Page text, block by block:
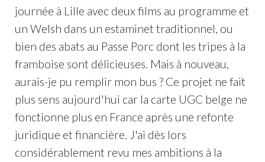
journée à Lille avec deux films au programme et
un Welsh dans un estaminet traditionnel, ou
bien des abats au Passe Porc dont les tripes à la
framboise sont délicieuses. Mais à nouveau,
aurais-je pu remplir mon bus ? Ce projet ne fait
plus sens aujourd'hui car la carte UGC belge ne
fonctionne plus en France après une refonte
juridique et financière. J'ai dès lors
considérablement revu mes ambitions à la